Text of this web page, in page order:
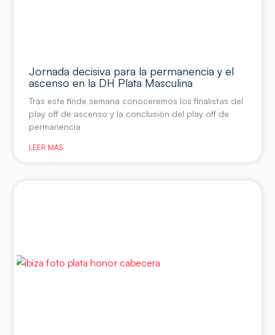
Jornada decisiva para la permanencia y el
ascenso en la DH Plata Masculina
Tras este finde semana conoceremos los finalistas del
play off de ascenso y la conclusión del play off de
permanencia
LEER MÁS